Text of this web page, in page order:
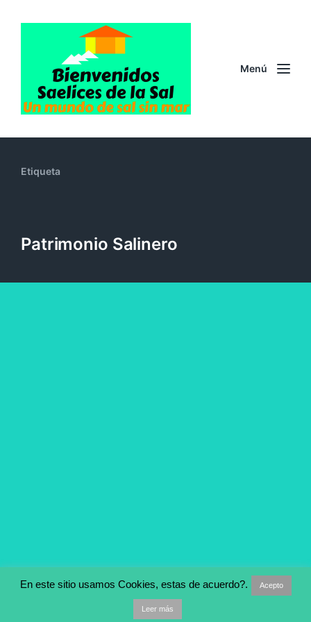
Menú
Etiqueta
Patrimonio Salinero
Tema porAnders Norén
En este sitio usamos Cookies, estas de acuerdo?. Acepto
Leer más